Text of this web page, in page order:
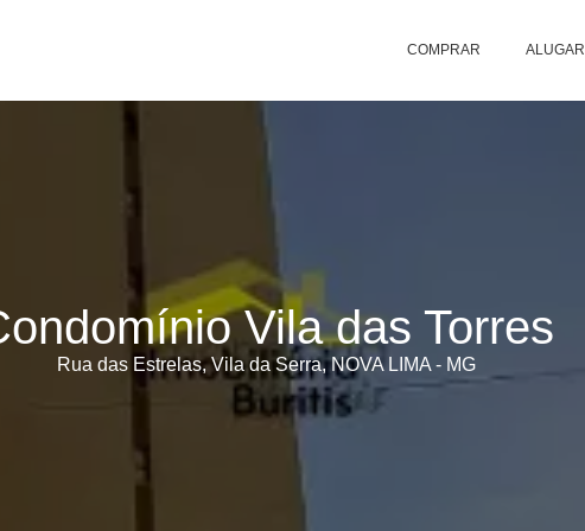
COMPRAR ALUGAR
Vila das Torres
Rua das Estrelas, Vila da Serra, NOVA LIMA - MG